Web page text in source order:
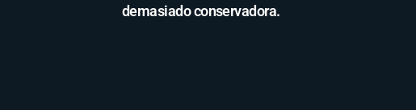
demasiado conservadora.